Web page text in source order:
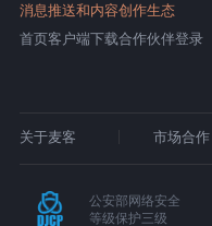
消息推送和内容创作生态
首页客户端下载合作伙伴登录
关于麦客 市场合作
公安部网络安全
等级保护三级